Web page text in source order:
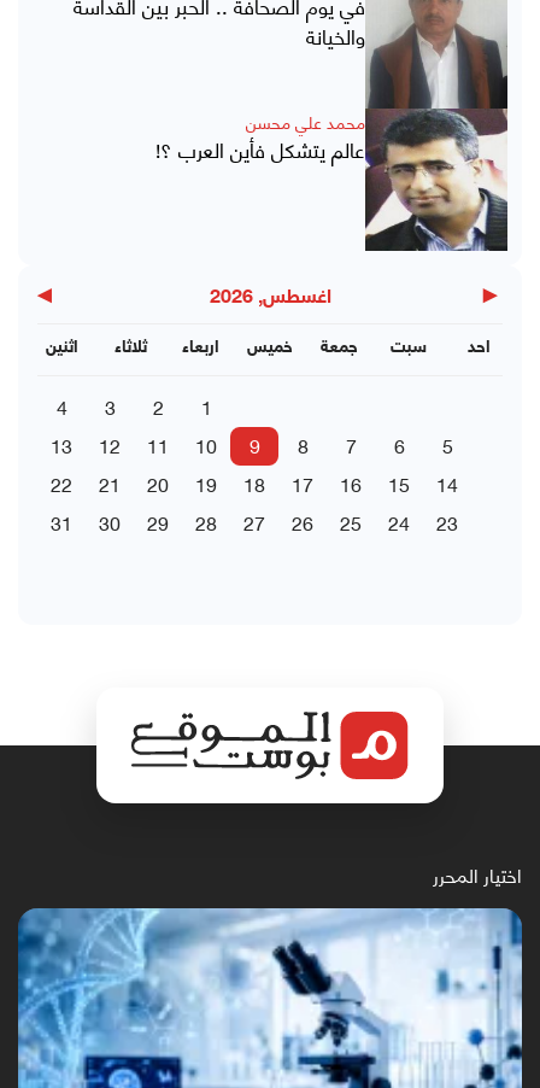
والخيانة
محمد علي محسن
عالم يتشكل فأين العرب ؟!
◀ اغسطس, 2026 ▶
اثنين ثلاثاء اربعاء خميس جمعة سبت احد
1
2
3
4
5
6
7
8
9
10
11
12
13
14
15
16
17
18
19
20
21
22
23
24
25
26
27
28
29
30
31
اختيار المحرر